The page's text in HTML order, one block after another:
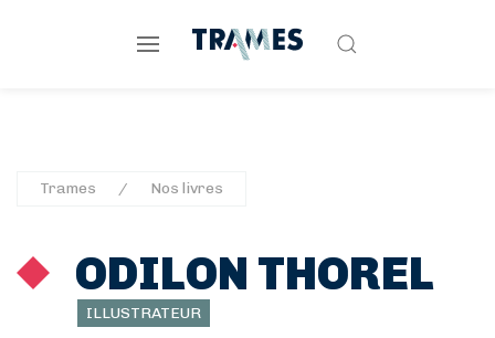
Trames Nos livres
ODILON THOREL
ILLUSTRATEUR